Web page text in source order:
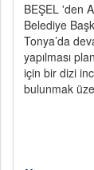
BEŞEL 'den
Belediye
Tonya’da
yapılması
için bir dizi
bulunmak